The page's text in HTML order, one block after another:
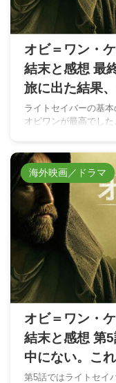
オビ＝ワン・
結末と感想 最
旅に出た結果
ライトセイバーの基
オビワンが最高でした
海外映画／ドラマ
オビ＝ワン・
結末と感想 第
中にない。こ
第5話ではライトセイ